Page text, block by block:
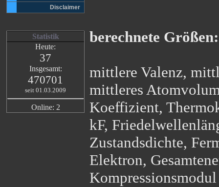
Disclaimer
Statistik
Heute:
37
Insgesamt:
470701
seit 01.03.2009
Online: 2
berechnete Größen:
mittlere Valenz,
mittleres
Koeffizient,
kF,
Zustandsdichte,
Elektron,
Kompressionsmodul